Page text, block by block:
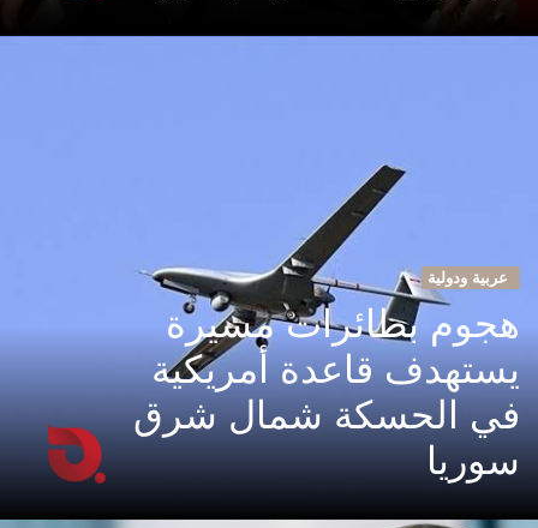
عربية ودولية
هجوم بطائرات مسيرة
يستهدف قاعدة أمريكية
في الحسكة شمال شرق
سوريا